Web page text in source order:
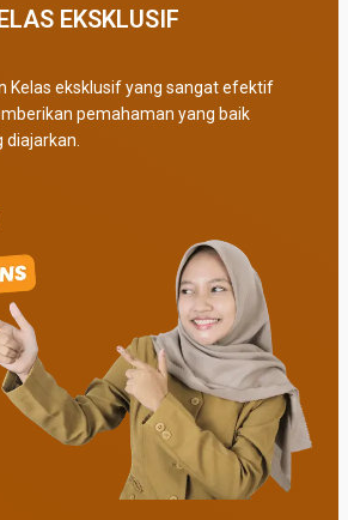
EKSKLUSIF​
Kelas eksklusif yang sangat efektif
pemahaman yang baik